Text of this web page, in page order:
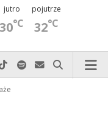
jutro
30°C
pojutrze
32°C
do nas zadzwoń
na Facebook-u
nas na Xnas na Instagram-ie
Odwiedź nas na TikTok-u
Szukaj nas na Spotify
Wyślij do nas
Szukaj